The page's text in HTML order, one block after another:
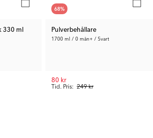
330 ml
68%
Pulverbehållare
1700 ml / 0 mån+ / Svart
Tid. Pris: 249 kr
80 kr